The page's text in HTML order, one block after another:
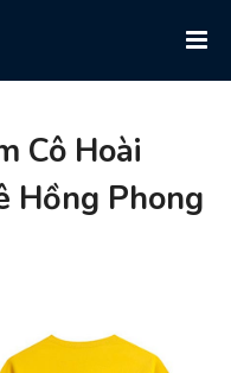
Cô Hoài
Hồng Phong